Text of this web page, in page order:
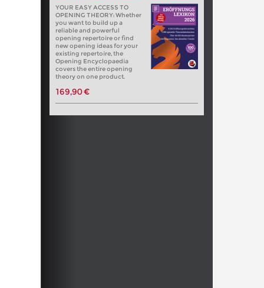
YOUR EASY ACCESS TO
OPENING THEORY: Whether
you want to build up a
reliable and powerful
opening repertoire or find
new opening ideas for your
existing repertoire, the
Opening Encyclopaedia
covers the entire opening
theory on one product.
169,90 €